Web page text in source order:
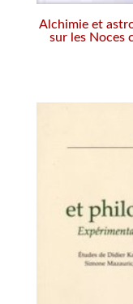
Alchimie et
sur les Noces